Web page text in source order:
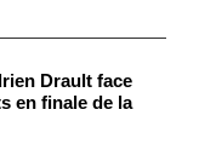
Drault face
en finale de la